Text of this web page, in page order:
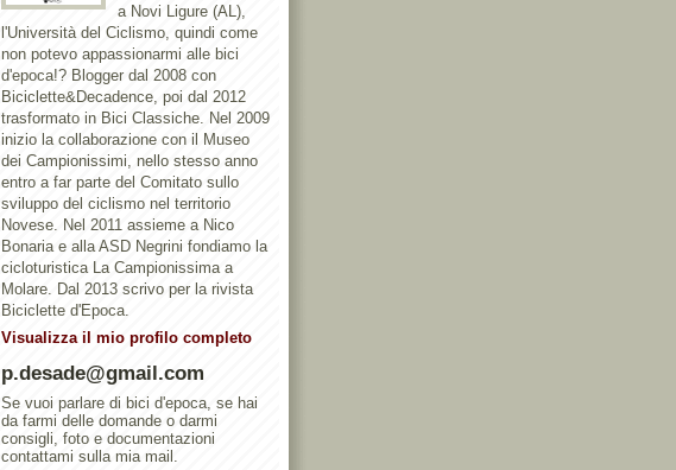
a Novi Ligure (AL),
l'Università del Ciclismo, quindi come
non potevo appassionarmi alle bici
d'epoca!? Blogger dal 2008 con
Biciclette&Decadence, poi dal 2012
trasformato in Bici Classiche. Nel 2009
inizio la collaborazione con il Museo
dei Campionissimi, nello stesso anno
entro a far parte del Comitato sullo
sviluppo del ciclismo nel territorio
Novese. Nel 2011 assieme a Nico
Bonaria e alla ASD Negrini fondiamo la
cicloturistica La Campionissima a
Molare. Dal 2013 scrivo per la rivista
Biciclette d'Epoca.
Visualizza il mio profilo completo
p.desade@gmail.com
Se vuoi parlare di bici d'epoca, se hai
da farmi delle domande o darmi
consigli, foto e documentazioni
contattami sulla mia mail.